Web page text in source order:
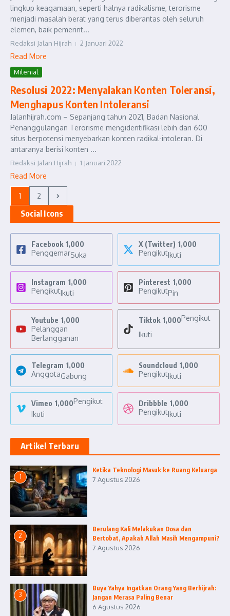
lingkup keagamaan, seperti halnya radikalisme, terorisme
menjadi masalah berat yang terus diberantas oleh seluruh
elemen, baik pemerint...
Redaksi Jalan Hijrah 2 Januari 2022
Read More
Milenial
Resolusi 2022: Menyalakan Konten Toleransi,
Menghapus Konten Intoleransi
Jalanhijrah.com – Sepanjang tahun 2021, Badan Nasional
Penanggulangan Terorisme mengidentifikasi lebih dari 600
situs berpotensi menyebarkan konten radikal-intoleran. Di
antaranya berisi konten ...
Redaksi Jalan Hijrah 1 Januari 2022
Read More
1 2
Social Icons
Facebook 1,000
PenggemarSuka
X (Twitter) 1,000
PengikutIkuti
Instagram 1,000
PengikutIkuti
Pinterest 1,000
PengikutPin
Youtube 1,000
Pelanggan
Berlangganan
Tiktok 1,000Pengikut
Ikuti
Telegram 1,000
AnggotaGabung
Soundcloud 1,000
PengikutIkuti
Vimeo 1,000Pengikut
Ikuti
Dribbble 1,000
PengikutIkuti
Artikel Terbaru
1
Ketika Teknologi Masuk ke Ruang Keluarga
7 Agustus 2026
2
Berulang Kali Melakukan Dosa dan
Bertobat, Apakah Allah Masih Mengampuni?
7 Agustus 2026
3
Buya Yahya Ingatkan Orang Yang Berhijrah:
Jangan Merasa Paling Benar
6 Agustus 2026